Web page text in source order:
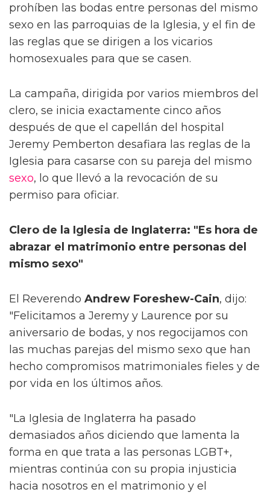
prohíben las bodas entre personas del mismo
sexo en las parroquias de la Iglesia, y el fin de
las reglas que se dirigen a los vicarios
homosexuales para que se casen.
La campaña, dirigida por varios miembros del
clero, se inicia exactamente cinco años
después de que el capellán del hospital
Jeremy Pemberton desafiara las reglas de la
Iglesia para casarse con su pareja del mismo
sexo, lo que llevó a la revocación de su
permiso para oficiar.
Clero de la Iglesia de Inglaterra: "Es hora de
abrazar el matrimonio entre personas del
mismo sexo"
El Reverendo Andrew Foreshew-Cain, dijo:
"Felicitamos a Jeremy y Laurence por su
aniversario de bodas, y nos regocijamos con
las muchas parejas del mismo sexo que han
hecho compromisos matrimoniales fieles y de
por vida en los últimos años.
"La Iglesia de Inglaterra ha pasado
demasiados años diciendo que lamenta la
forma en que trata a las personas LGBT+,
mientras continúa con su propia injusticia
hacia nosotros en el matrimonio y el